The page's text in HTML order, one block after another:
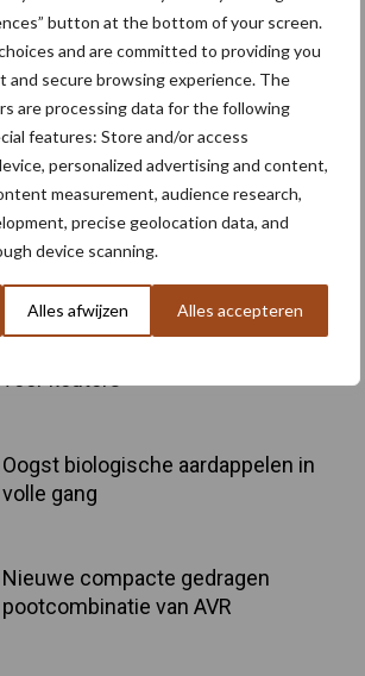
button at the bottom of your screen.
and are committed to providing you
and secure browsing experience. The
are processing data for the following
features: Store and/or access
personalized advertising and content,
measurement, audience research,
precise geolocation data, and
device scanning.
Alles afwijzen Alles accepteren
Partner nieuws
voor kouters"
Oogst biologische aardappelen in
volle gang
Nieuwe compacte gedragen
pootcombinatie van AVR
Pootmachine
Toon meer